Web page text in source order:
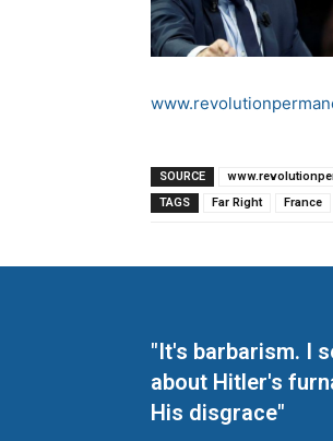
SOURCE
TAGS
Far Right France
"It's barbarism. I
about Hitler's
His disgrace"